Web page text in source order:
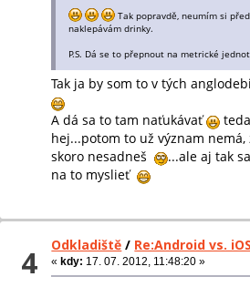
Tak popravdě, neumím si
naklepávám drinky.
P.S. Dá se to přepnout na metrické
Tak ja by som to v tých
A dá sa to tam naťukávať
hej...potom to už význam
skoro nesadneš
...ale aj tak
na to myslieť
4 Odkladiště / Re:Android vs. iOS
« kdy: 17. 07. 2012, 11:48:20 »